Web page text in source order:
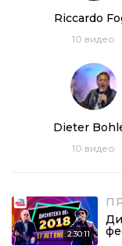
Riсcardo
10 видео
Dieter
10 видео
2:30:11